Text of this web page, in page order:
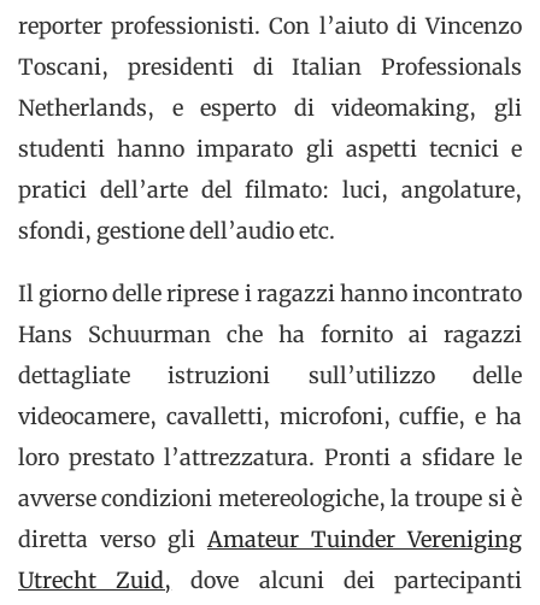
reporter professionisti. Con l’aiuto di Vincenzo
Toscani, presidenti di Italian Professionals
Netherlands, e esperto di videomaking, gli
studenti hanno imparato gli aspetti tecnici e
pratici dell’arte del filmato: luci, angolature,
sfondi, gestione dell’audio etc.
Il giorno delle riprese i ragazzi hanno incontrato
Hans Schuurman che ha fornito ai ragazzi
dettagliate istruzioni sull’utilizzo delle
videocamere, cavalletti, microfoni, cuffie, e ha
loro prestato l’attrezzatura. Pronti a sfidare le
avverse condizioni metereologiche, la troupe si è
diretta verso gliAmateur Tuinder Vereniging
Utrecht Zuid, dove alcuni dei partecipanti